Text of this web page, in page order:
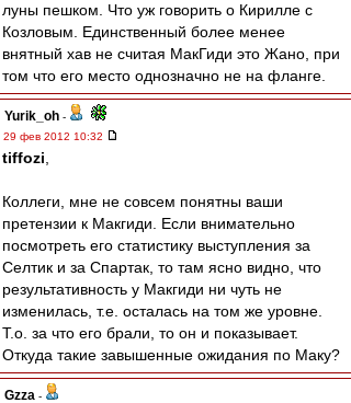
луны пешком. Что уж говорить о Кирилле с
Козловым. Единственный более менее
внятный хав не считая МакГиди это Жано, при
том что его место однозначно не на фланге.
Yurik_oh -
29 фев 2012 10:32
tiffozi
Коллеги, мне не совсем понятны ваши
претензии к Макгиди. Если внимательно
посмотреть его статистику выступления за
Селтик и за Спартак, то там ясно видно, что
результативность у Макгиди ни чуть не
изменилась, т.е. осталась на том же уровне.
Т.о. за что его брали, то он и показывает.
Откуда такие завышенные ожидания по Маку?
Gzza -